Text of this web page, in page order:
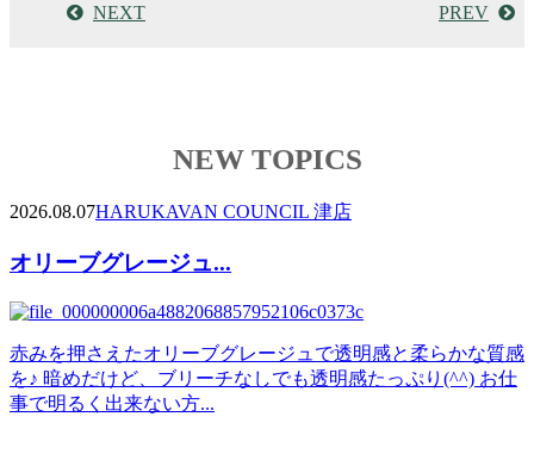
NEXT PREV
NEW TOPICS
2026.08.07HARUKAVAN COUNCIL 津店
オリーブグレージュ...
赤みを押さえたオリーブグレージュで透明感と柔らかな質感
を♪ 暗めだけど、ブリーチなしでも透明感たっぷり(^^) お仕
事で明るく出来ない方...